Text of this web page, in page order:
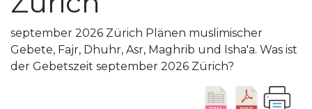
september 2026 Zürich Plänen muslimischer
Gebete, Fajr, Dhuhr, Asr, Maghrib und Isha'a. Was ist
der Gebetszeit september 2026 Zürich?